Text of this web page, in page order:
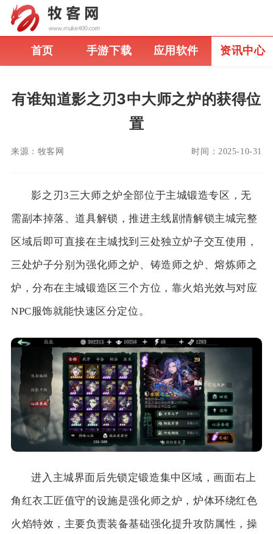
首页 手游下载 应用软件 资讯中心
有谁知道影之刃3中大师之炉的获得位
置
来源： 牧客网 时间： 2025-10-31
影之刃3三大师之炉全部位于主城锻造专区，无
需副本掉落、道具解锁，推进主线剧情解锁主城完整
区域后即可直接在主城找到三处独立炉子交互使用，
三处炉子分别为强化师之炉、铸造师之炉、熔炼师之
炉，分布在主城锻造区三个方位，靠火焰光效与对应
NPC服饰就能快速区分定位。
进入主城界面后先锁定锻造集中区域，画面右上
角红衣工匠值守的设施是强化师之炉，炉体环绕红色
火焰特效，主要负责装备基础强化提升攻防属性，操